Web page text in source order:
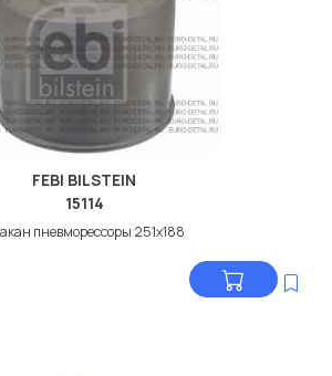
FEBI BILSTEIN
15114
пневморессоры 251x188